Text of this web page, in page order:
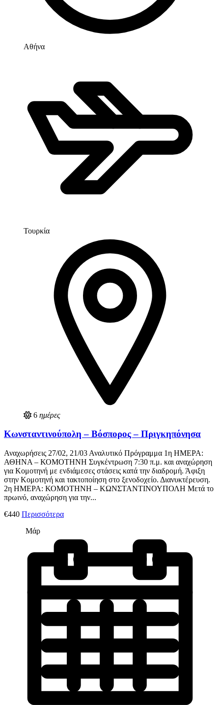
Αθήνα
Τουρκία
6 ημέρες
Κωνσταντινούπολη – Βόσπορος – Πριγκηπόνησα
Αναχωρήσεις 27/02, 21/03 Αναλυτικό Πρόγραμμα 1η ΗΜΕΡΑ:
ΑΘΗΝΑ – ΚΟΜΟΤΗΝΗ Συγκέντρωση 7:30 π.μ. και αναχώρηση
για Κομοτηνή με ενδιάμεσες στάσεις κατά την διαδρομή. Άφιξη
στην Κομοτηνή και τακτοποίηση στο ξενοδοχείο. Διανυκτέρευση.
2η ΗΜΕΡΑ: ΚΟΜΟΤΗΝΗ – ΚΩΝΣΤΑΝΤΙΝΟΥΠΟΛΗ Μετά το
πρωινό, αναχώρηση για την...
€440 Περισσότερα
Μάρ